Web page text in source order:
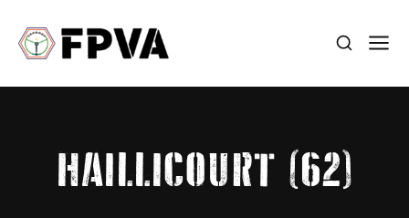
HAILLICOURT (62)